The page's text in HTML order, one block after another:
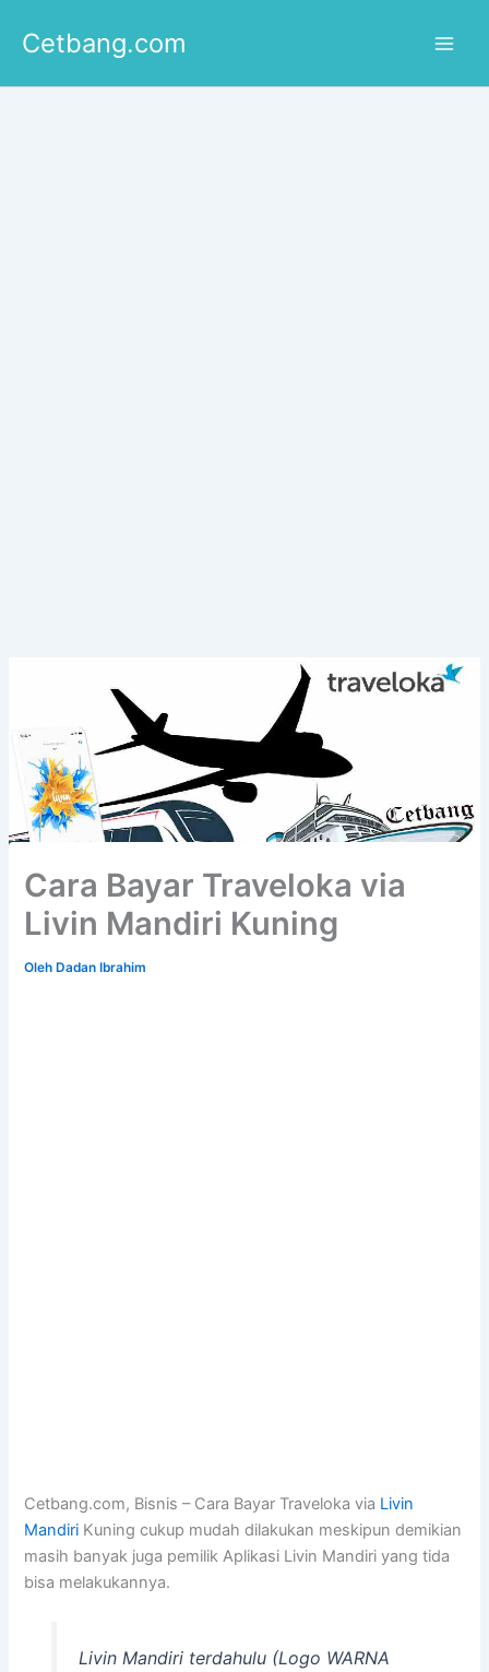
Cetbang.com
Cara Bayar Traveloka via
Livin Mandiri Kuning
OlehDadan Ibrahim
Cetbang.com, Bisnis – Cara Bayar Traveloka via Livin
Mandiri Kuning cukup mudah dilakukan meskipun demikian
masih banyak juga pemilik Aplikasi Livin Mandiri yang tida
bisa melakukannya.
Livin Mandiri terdahulu (Logo WARNA